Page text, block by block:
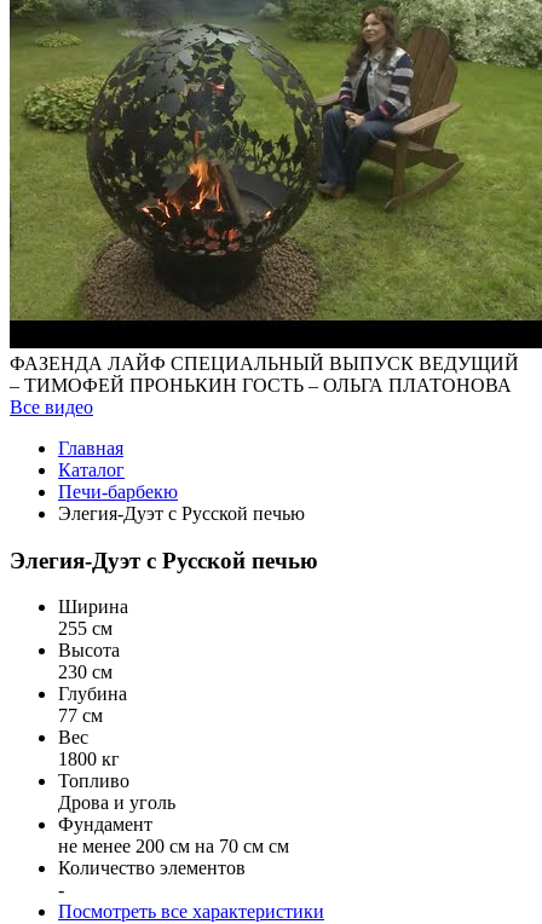
ФАЗЕНДА ЛАЙФ СПЕЦИАЛЬНЫЙ ВЫПУСК ВЕДУЩИЙ
– ТИМОФЕЙ ПРОНЬКИН ГОСТЬ – ОЛЬГА ПЛАТОНОВА
Все видео
Главная
Каталог
Печи-барбекю
Элегия-Дуэт с Русской печью
Элегия-Дуэт с Русской печью
Ширина
255 см
Высота
230 см
Глубина
77 см
Вес
1800 кг
Топливо
Дрова и уголь
Фундамент
не менее 200 см на 70 см см
Количество элементов
-
Посмотреть все характеристики